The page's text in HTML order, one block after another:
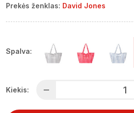
Prekės ženklas: David Jones
Spalva:
Kiekis: